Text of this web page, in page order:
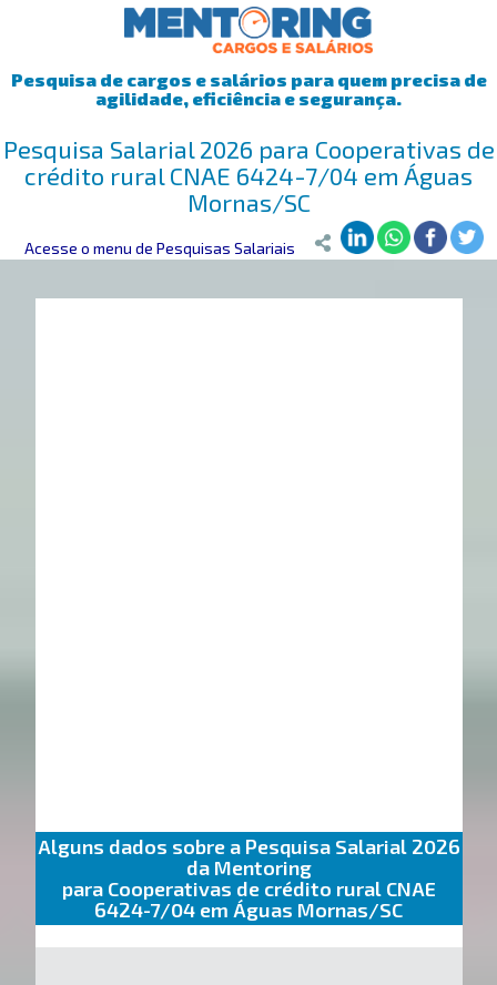
Pesquisa de cargos e salários para quem precisa de
agilidade, eficiência e segurança.
Pesquisa Salarial 2026 para Cooperativas de
crédito rural CNAE 6424-7/04 em Águas
Mornas/SC
Mentoring>Pesquisa Salarial>Águas Mornas/SC>Cooperativas
Acesse o menu de Pesquisas Salariais
Alguns dados sobre a Pesquisa Salarial 2026
da Mentoring
para Cooperativas de crédito rural CNAE
6424-7/04 em Águas Mornas/SC